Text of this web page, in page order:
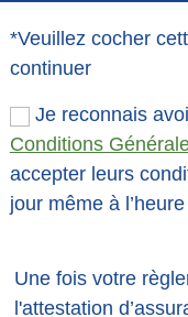
*Veuillez cocher
continuer
Je reconnais
Conditions
accepter leurs
jour même à
Une fois votre
l'attestation